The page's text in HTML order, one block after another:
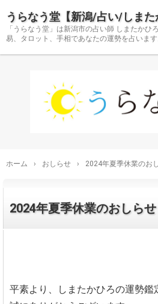
うらなう堂【新潟/占い/しま
「うらなう堂」は新潟市の占い師 しまたかひ
易、タロット、手相であなたの運勢を占います
ホーム › おしらせ › 2024年夏季休業のお
2024年夏季休業のおしらせ
平素より、しまたかひろの運勢鑑